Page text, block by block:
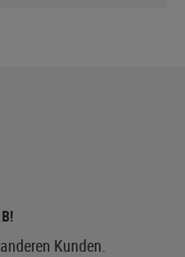
Kunden.